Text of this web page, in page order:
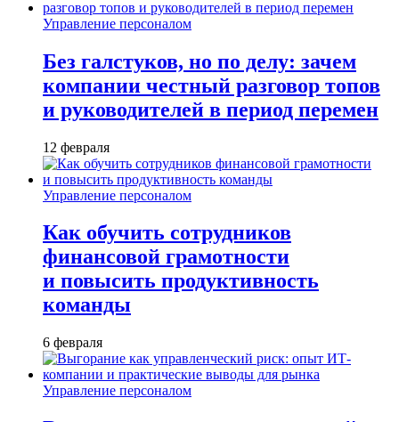
Управление персоналом
Без галстуков, но по делу: зачем
компании честный разговор топов
и руководителей в период перемен
12 февраля
Управление персоналом
Как обучить сотрудников
финансовой грамотности
и повысить продуктивность
команды
6 февраля
Управление персоналом